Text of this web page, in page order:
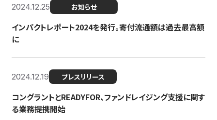
2024.12.25 お知らせ
インパクトレポート2024を発行。寄付流通額は過去最高額
に
2024.12.19 プレスリリース
コングラントとREADYFOR、ファンドレイジング支援に関す
る業務提携開始